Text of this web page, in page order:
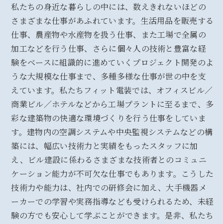
採
用
情
報
ニ
ュ
ー
ス
&
ブ
ロ
グ
お
問
わ
私たちの身近な暮らしの中には、数えきれないほどの
さまざまな仕事があふれています。生活用品を販売する
仕事、農産物や水産物を扱う仕事、また工場で全属の
加工などを行う仕事、さらに個々人の技術と豊富な経
験をベースに組識的に進めていくプロジェクト開発のよ
うな大規模な仕事まで、多種多様な仕事が世の中を支
えています。私たちフィット電装では、オフィスビル／
商業ビル／ホテルなどから工場プラントに至るまで、多
彩な建築物の快適な環境づくりを行う仕事をしていま
す。建物内の空調システムや中央監視システムなどの構
築には、幅広い技術力と実績をもったスタッフに加
え、ビル建設に係わるさまざまな技術者とのコミュニ
ケーション能力が不可欠な仕事でもあります。こうした
技術力や能力は、社内での研修会に加え、大手機器メ
ーカーでの学習や実務指導なども受けられるため、未経
験の方でも安心して学ぶことができます。是非、私たち